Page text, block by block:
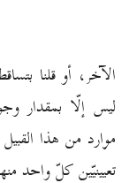
الآخر، أو قلنا
ليس إلّا بمقدار
موارد من هذا
تعيينيّين كلّ واحد